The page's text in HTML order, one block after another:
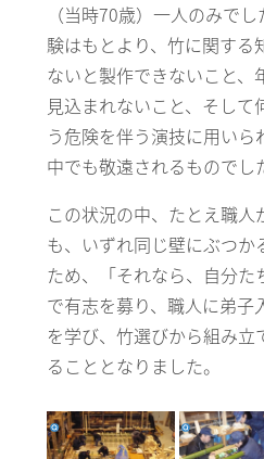
（当時70歳）一人のみで
験はもとより、竹に関する
ないと製作できないこと、
見込まれないこと、そし
う危険を伴う演技に用い
中でも敬遠されるものでし
この状況の中、たとえ職人
も、いずれ同じ壁にぶつか
ため、「それなら、自分た
で有志を募り、職人に弟子
を学び、竹選びから組み立
ることとなりました。